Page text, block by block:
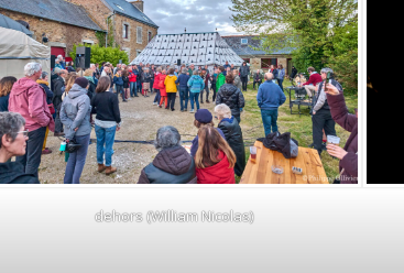
dehors (William Nicolas)